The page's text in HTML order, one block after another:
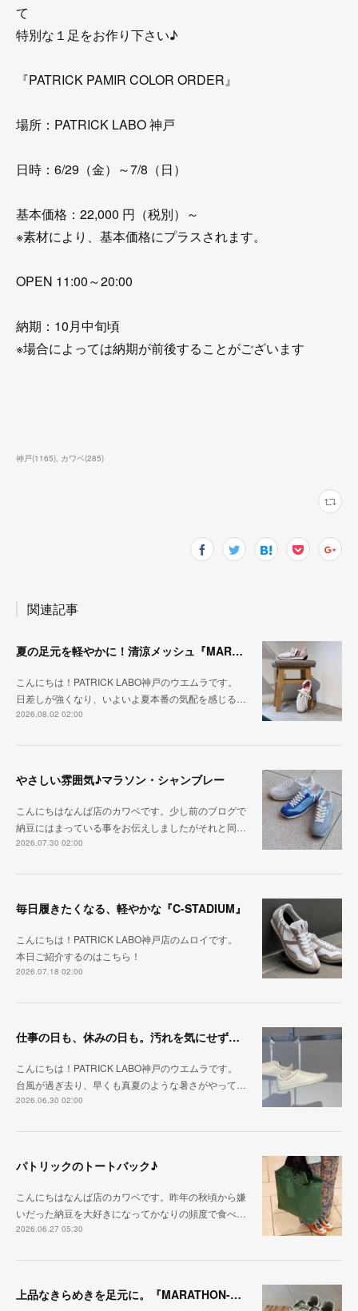
て
特別な１足をお作り下さい♪
『PATRICK PAMIR COLOR ORDER』
場所：PATRICK LABO 神戸
日時：6/29（金）～7/8（日）
基本価格：22,000 円（税別）～
※素材により、基本価格にプラスされます。
OPEN 11:00～20:00
納期：10月中旬頃
※場合によっては納期が前後することがございます
神戸(1165) カワベ(285)
関連記事
夏の足元を軽やかに！清涼メッシュ『MARATHON-ME2』
こんにちは！PATRICK LABO神戸のウエムラです。
日差しが強くなり、いよいよ夏本番の気配を感じる…
2026.08.02 02:00
やさしい雰囲気♪マラソン・シャンブレー
こんにちはなんば店のカワベです。少し前のブログで
納豆にはまっている事をお伝えしましたがそれと同…
2026.07.30 02:00
毎日履きたくなる、軽やかな『C-STADIUM』
こんにちは！PATRICK LABO神戸店のムロイです。
本日ご紹介するのはこちら！
2026.07.18 02:00
仕事の日も、休みの日も。汚れを気にせず毎日履ける『PUNCH-WP_WHT』
こんにちは！PATRICK LABO神戸のウエムラです。
台風が過ぎ去り、早くも真夏のような暑さがやって…
2026.06.30 02:00
パトリックのトートバック♪
こんにちはなんば店のカワベです。昨年の秋頃から嫌
いだった納豆を大好きになってかなりの頻度で食べ…
2026.06.27 05:30
上品なきらめきを足元に。『MARATHON-HAKU』